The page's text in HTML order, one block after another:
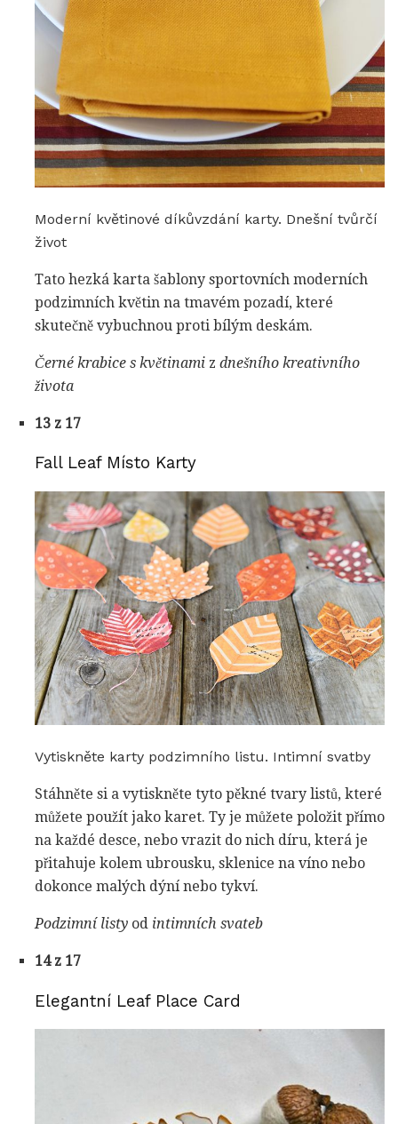
Moderní květinové díkůvzdání karty. Dnešní tvůrčí
život
Tato hezká karta šablony sportovních moderních
podzimních květin na tmavém pozadí, které
skutečně vybuchnou proti bílým deskám.
Černé krabice s květinami z dnešního kreativního
života
13 z 17
Fall Leaf Místo Karty
Vytiskněte karty podzimního listu. Intimní svatby
Stáhněte si a vytiskněte tyto pěkné tvary listů, které
můžete použít jako karet. Ty je můžete položit přímo
na každé desce, nebo vrazit do nich díru, která je
přitahuje kolem ubrousku, sklenice na víno nebo
dokonce malých dýní nebo tykví.
Podzimní listy od intimních svateb
14 z 17
Elegantní Leaf Place Card